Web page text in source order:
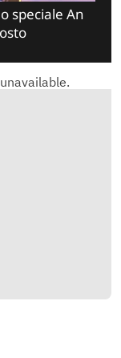
speciale An